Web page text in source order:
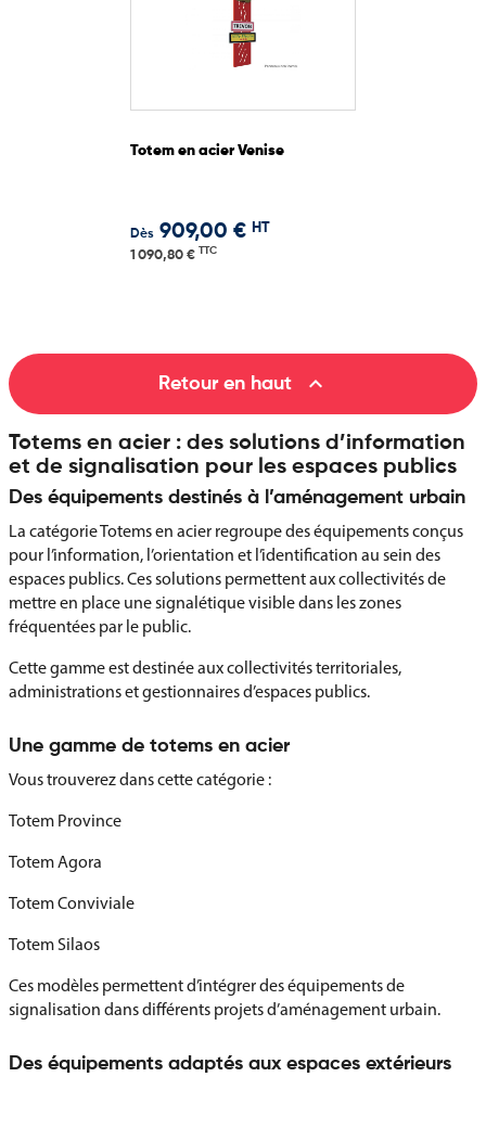
Totem en acier Venise
Dès 909,00 € HT
1 090,80 € TTC
Retour en haut 
Totems en acier : des solutions d’information
et de signalisation pour les espaces publics
Des équipements destinés à l’aménagement urbain
La catégorie Totems en acier regroupe des équipements conçus
pour l’information, l’orientation et l’identification au sein des
espaces publics. Ces solutions permettent aux collectivités de
mettre en place une signalétique visible dans les zones
fréquentées par le public.
Cette gamme est destinée aux collectivités territoriales,
administrations et gestionnaires d’espaces publics.
Une gamme de totems en acier
Vous trouverez dans cette catégorie :
Totem Province
Totem Agora
Totem Conviviale
Totem Silaos
Ces modèles permettent d’intégrer des équipements de
signalisation dans différents projets d’aménagement urbain.
Des équipements adaptés aux espaces extérieurs